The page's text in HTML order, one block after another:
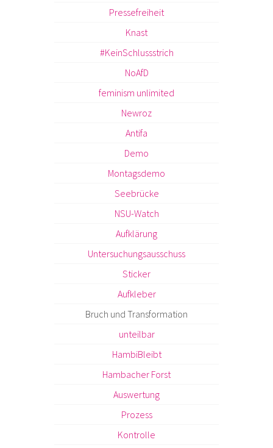
Pressefreiheit
Knast
#KeinSchlussstrich
NoAfD
feminism unlimited
Newroz
Antifa
Demo
Montagsdemo
Seebrücke
NSU-Watch
Aufklärung
Untersuchungsausschuss
Sticker
Aufkleber
Bruch und Transformation
unteilbar
HambiBleibt
Hambacher Forst
Auswertung
Prozess
Kontrolle